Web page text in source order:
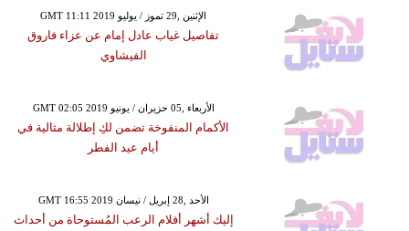
GMT 11:11 2019 الإثنين ,29 تموز / يوليو
تفاصيل غياب عادل إمام عن عزاء فاروق
الفيشاوي
GMT 02:05 2019 الأربعاء ,05 حزيران / يونيو
الأكمام المنفوخة تضمن لكِ إطلالة مثالية في
أيام عيد الفطر
GMT 16:55 2019 الأحد ,28 إبريل / نيسان
إليك أشهر أفلام الرعب المُستوحاة من أحداث